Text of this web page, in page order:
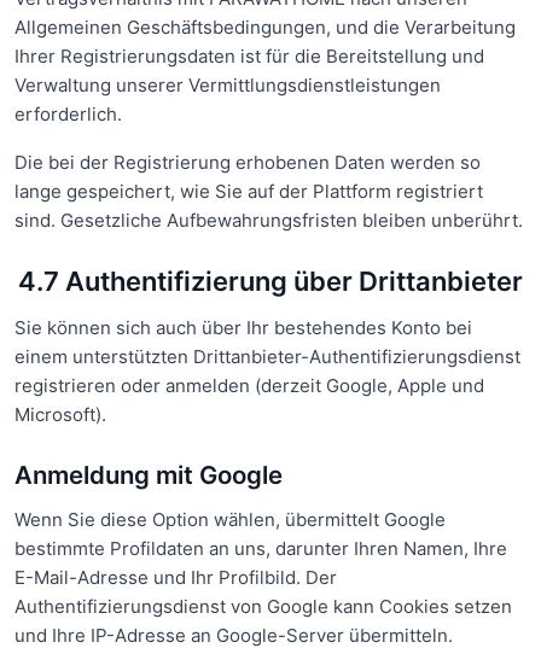
Allgemeinen Geschäftsbedingungen, und die Verarbeitung
Ihrer Registrierungsdaten ist für die Bereitstellung und
Verwaltung unserer Vermittlungsdienstleistungen
erforderlich.
Die bei der Registrierung erhobenen Daten werden so
lange gespeichert, wie Sie auf der Plattform registriert
sind. Gesetzliche Aufbewahrungsfristen bleiben unberührt.
4.7 Authentifizierung über Drittanbieter
Sie können sich auch über Ihr bestehendes Konto bei
einem unterstützten Drittanbieter-Authentifizierungsdienst
registrieren oder anmelden (derzeit Google, Apple und
Microsoft).
Anmeldung mit Google
Wenn Sie diese Option wählen, übermittelt Google
bestimmte Profildaten an uns, darunter Ihren Namen, Ihre
E-Mail-Adresse und Ihr Profilbild. Der
Authentifizierungsdienst von Google kann Cookies setzen
und Ihre IP-Adresse an Google-Server übermitteln.